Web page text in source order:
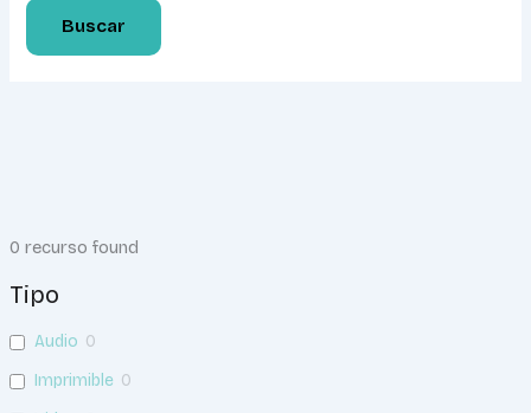
0 recurso found
Tipo
Audio 0
Imprimible 0